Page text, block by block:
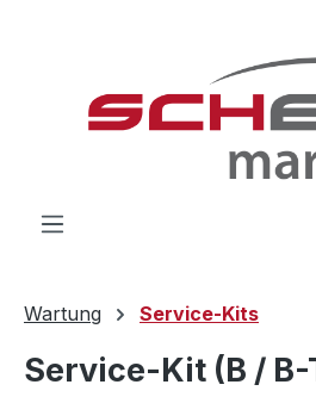
Wartung Service-Kits
Service-Kit (B / B-